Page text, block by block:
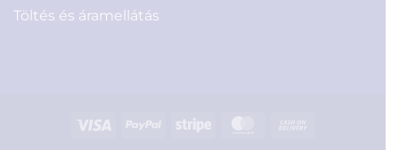
Töltés és áramellátás
Visa PayPal Stripe MasterCard